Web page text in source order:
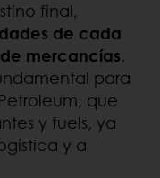
final,
de cada
mercancías.
para
que
y fuels, ya
y a